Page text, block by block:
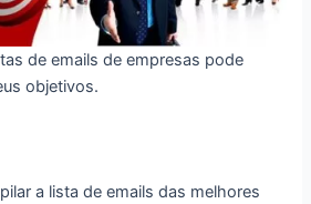
de emails de empresas pode
objetivos.
a lista de emails das melhores